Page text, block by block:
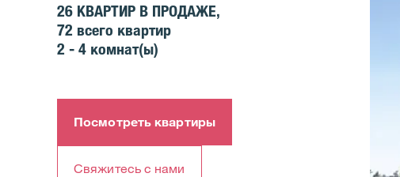
26 КВАРТИР В ПРОДАЖЕ,
72 всего квартир
2 - 4 комнат(ы)
Посмотреть квартиры
Свяжитесь с нами​